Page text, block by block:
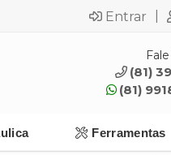
Entrar
(81)
(81)
Ferramentas